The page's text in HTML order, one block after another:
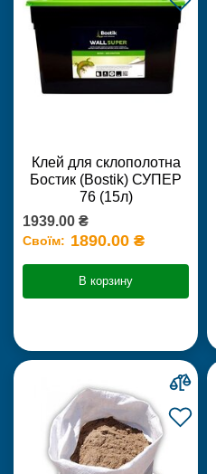
Клей для склополотна
Бостик (Bostik) СУПЕР
76 (15л)
1939.00 ₴
Своїм: 1890.00 ₴
В корзину